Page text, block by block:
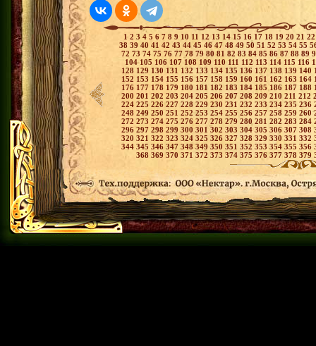
1 2 3 4 5 6 7 8 9 10 11 12 13 14 15 16 17 18 19 20 21
38 39 40 41 42 43 44 45 46 47 48 49 50 51 52 53 54 55
72 73 74 75 76 77 78 79 80 81 82 83 84 85 86 87 88 89
104105 106 107 108 109 110 111 112 113 114 115 116
128 129 130 131 132 133 134 135 136 137 138 139 140
152 153 154 155 156 157 158 159 160 161 162 163 164
176 177 178 179 180 181 182 183 184 185 186 187 188
200 201 202 203 204 205 206 207 208 209 210 211 212
224 225 226 227 228 229 230 231 232 233 234 235 236
248 249 250 251 252 253 254 255 256 257 258 259 260
272 273 274 275 276 277 278 279 280 281 282 283 284
296 297 298 299 300 301 302 303 304 305 306 307 308
320 321 322 323 324 325 326 327 328 329 330 331 332
344 345 346 347 348 349 350 351 352 353 354 355 356
368 369 370 371 372 373 374 375 376 377 378 379